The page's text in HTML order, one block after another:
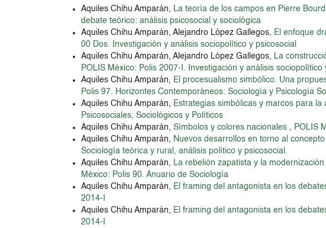
Aquiles Chihu Amparán, La teoría de los campos en Pierre
debate teórico: análisis psicosocial y sociológica
Aquiles Chihu Amparán, Alejandro López Gallegos, El enfoque
00 Dos. Investigación y análisis sociopolítico y psicosocial
Aquiles Chihu Amparán, Alejandro López Gallegos, La
POLIS México: Polis 2007-I. Investigación y análisis sociopolítico
Aquiles Chihu Amparán, El procesualismo simbólico. Una
Polis 97. Horizontes Contemporáneos: Sociología y Psicología
Aquiles Chihu Amparán, Estrategias simbólicas y marcos para la
Psicosociales, Sociológicos y Políticos
Aquiles Chihu Amparán,Símbolos y colores nacionales , POLIS
Aquiles Chihu Amparán, Nuevos desarrollos en torno al
Sociología teórica y rural, análisis político y psicosocial.
Aquiles Chihu Amparán, La rebelión zapatista y la
México: Polis 90. Anuario de Sociología
Aquiles Chihu Amparán, El framing del antagonista en los
2014-I
Aquiles Chihu Amparán, El framing del antagonista en los
2014-I